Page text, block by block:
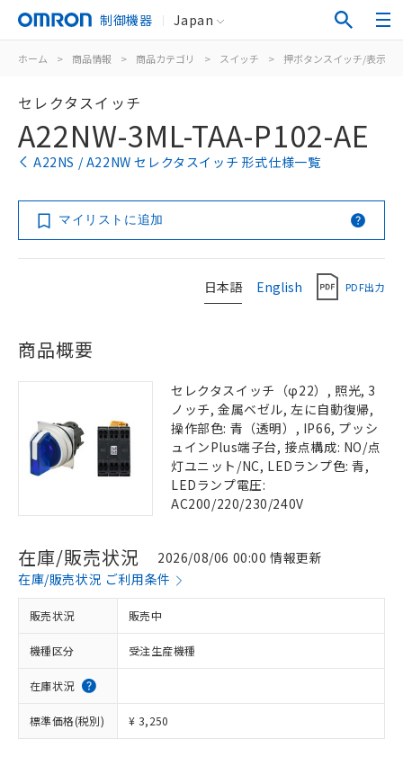
制御機器 Japan
ホーム > 商品情報 > 商品カテゴリ > スイッチ > 押ボタンスイッチ/表示灯
セレクタスイッチ
A22NW-3ML-TAA-P102-AE
A22NS / A22NW セレクタスイッチ 形式仕様一覧
マイリストに追加
日本語 English PDF出力
商品概要
セレクタスイッチ（φ22）, 照光, 3
ノッチ, 金属ベゼル, 左に自動復帰,
操作部色: 青（透明）, IP66, プッシ
ュインPlus端子台, 接点構成: NO/点
灯ユニット/NC, LEDランプ色: 青,
LEDランプ電圧:
AC200/220/230/240V
在庫/販売状況
2026/08/06 00:00 情報更新
在庫/販売状況 ご利用条件
販売状況 販売中
機種区分 受注生産機種
在庫状況
標準価格(税別) ¥ 3,250